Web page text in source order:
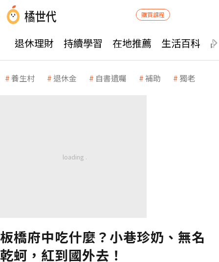
購買課程
退休理財 持續學習 在地推薦 生活百科
養生村 退休金 自書遺囑 補助 獨老
板橋府中吃什麼？小巷珍奶、無名
乾蚵，紅到國外去！